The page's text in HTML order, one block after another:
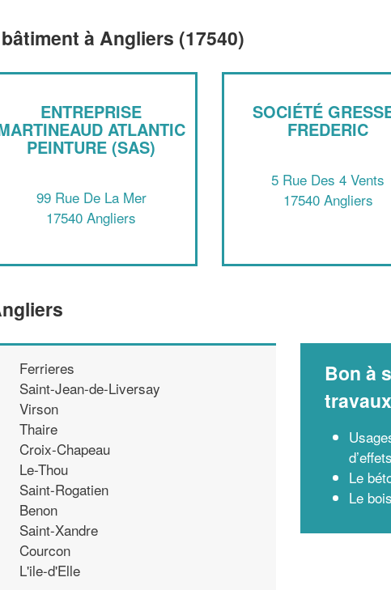
à Angliers (17540)
ENTREPRISE
ATLANTIC
PEINTURE (SAS)
99 Rue De La Mer
17540 Angliers
SOCIÉTÉ
FREDERIC
5 Rue Des 4 Vents
17540 Angliers
Ferrieres
Saint-Jean-de-Liversay
Virson
Thaire
Croix-Chapeau
Le-Thou
Saint-Rogatien
Benon
Saint-Xandre
Courcon
L'ile-d'Elle
Bon à
travaux
Le
Le